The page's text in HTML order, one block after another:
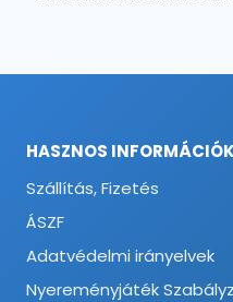
HASZNOS INFORMÁCIÓK
Szállítás, Fizetés
ÁSZF
Adatvédelmi irányelvek
Nyereményjáték